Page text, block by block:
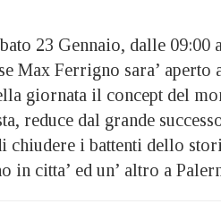
23 Gennaio, dalle 09:00
Max Ferrigno sara’ aperto
giornata il concept del
reduce dal grande
chiudere i battenti dello
in citta’ ed un’ altro a